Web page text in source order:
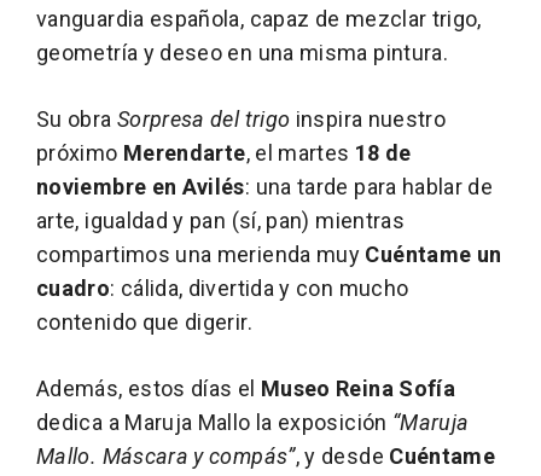
vanguardia española, capaz de mezclar trigo,
geometría y deseo en una misma pintura.
Su obra Sorpresa del trigo inspira nuestro
próximo Merendarte, el martes 18 de
noviembre en Avilés: una tarde para hablar de
arte, igualdad y pan (sí, pan) mientras
compartimos una merienda muy Cuéntame un
cuadro: cálida, divertida y con mucho
contenido que digerir.
Además, estos días el Museo Reina Sofía
dedica a Maruja Mallo la exposición “Maruja
Mallo. Máscara y compás”, y desde Cuéntame